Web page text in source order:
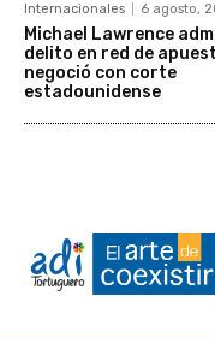
Internacionales 6 agosto,
Michael Lawrence
delito en red de
negoció con corte
estadounidense